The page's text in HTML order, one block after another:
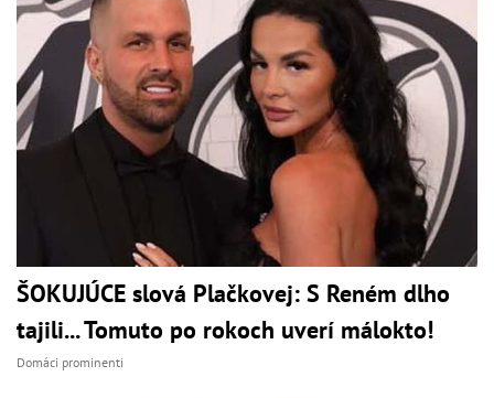
ŠOKUJÚCE slová Plačkovej: S Reném dlho
tajili... Tomuto po rokoch uverí málokto!
Domáci prominenti